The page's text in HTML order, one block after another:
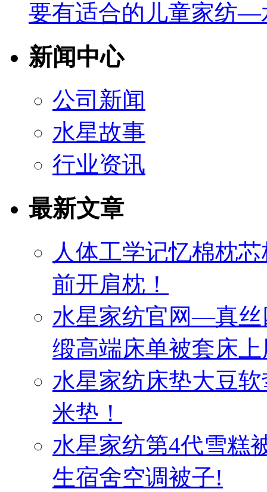
要有适合的儿童家纺—
新闻中心
公司新闻
水星故事
行业资讯
最新文章
人体工学记忆棉枕
前开肩枕！
水星家纺官网—真丝
缎高端床单被套床
水星家纺床垫大豆
米垫！
水星家纺第4代雪糕
生宿舍空调被子!